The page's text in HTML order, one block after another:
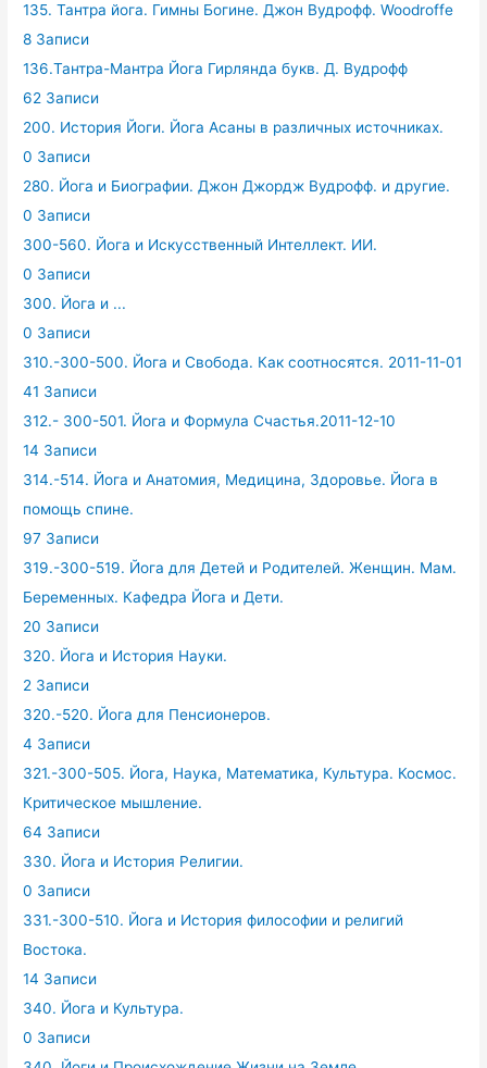
135. Тантра йога. Гимны Богине. Джон Вудрофф. Woodroffe
8 Записи
136.Тантра-Мантра Йога Гирлянда букв. Д. Вудрофф
62 Записи
200. История Йоги. Йога Асаны в различных источниках.
0 Записи
280. Йога и Биографии. Джон Джордж Вудрофф. и другие.
0 Записи
300-560. Йога и Искусственный Интеллект. ИИ.
0 Записи
300. Йога и ...
0 Записи
310.-300-500. Йога и Свобода. Как соотносятся. 2011-11-01
41 Записи
312.- 300-501. Йога и Формула Счастья.2011-12-10
14 Записи
314.-514. Йога и Анатомия, Медицина, Здоровье. Йога в
помощь спине.
97 Записи
319.-300-519. Йога для Детей и Родителей. Женщин. Мам.
Беременных. Кафедра Йога и Дети.
20 Записи
320. Йога и История Науки.
2 Записи
320.-520. Йога для Пенсионеров.
4 Записи
321.-300-505. Йога, Наука, Математика, Культура. Космос.
Критическое мышление.
64 Записи
330. Йога и История Религии.
0 Записи
331.-300-510. Йога и История философии и религий
Востока.
14 Записи
340. Йога и Культура.
0 Записи